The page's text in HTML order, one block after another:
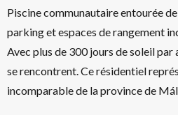
Piscine communautaire entourée
parking et espaces de rangement
Avec plus de 300 jours de soleil
se rencontrent. Ce résidentiel
incomparable de la province de